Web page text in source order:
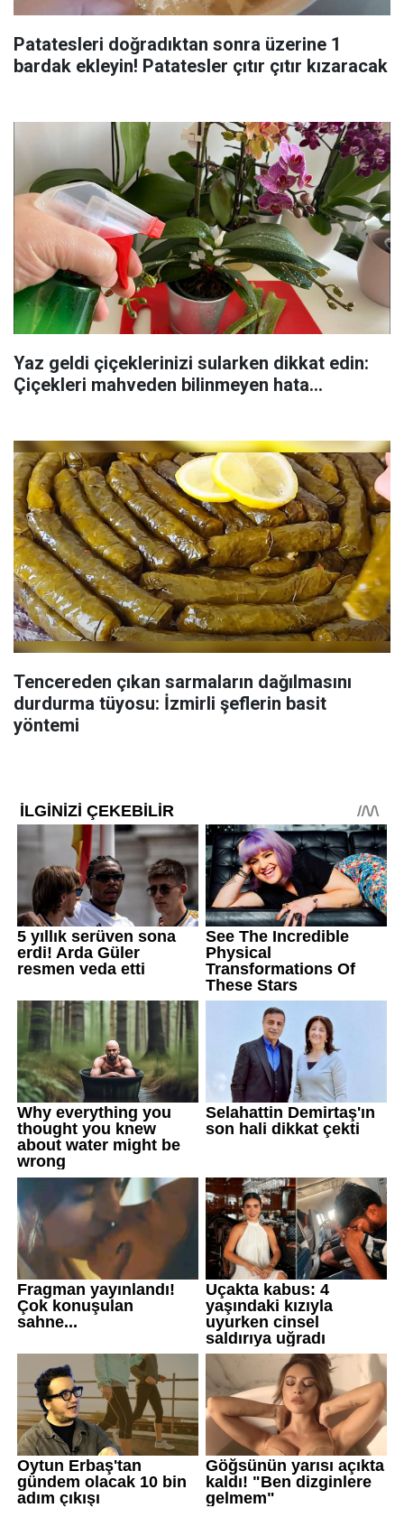
Patatesleri doğradıktan sonra üzerine 1
bardak ekleyin! Patatesler çıtır çıtır kızaracak
Yaz geldi çiçeklerinizi sularken dikkat edin:
Çiçekleri mahveden bilinmeyen hata...
Tencereden çıkan sarmaların dağılmasını
durdurma tüyosu: İzmirli şeflerin basit
yöntemi